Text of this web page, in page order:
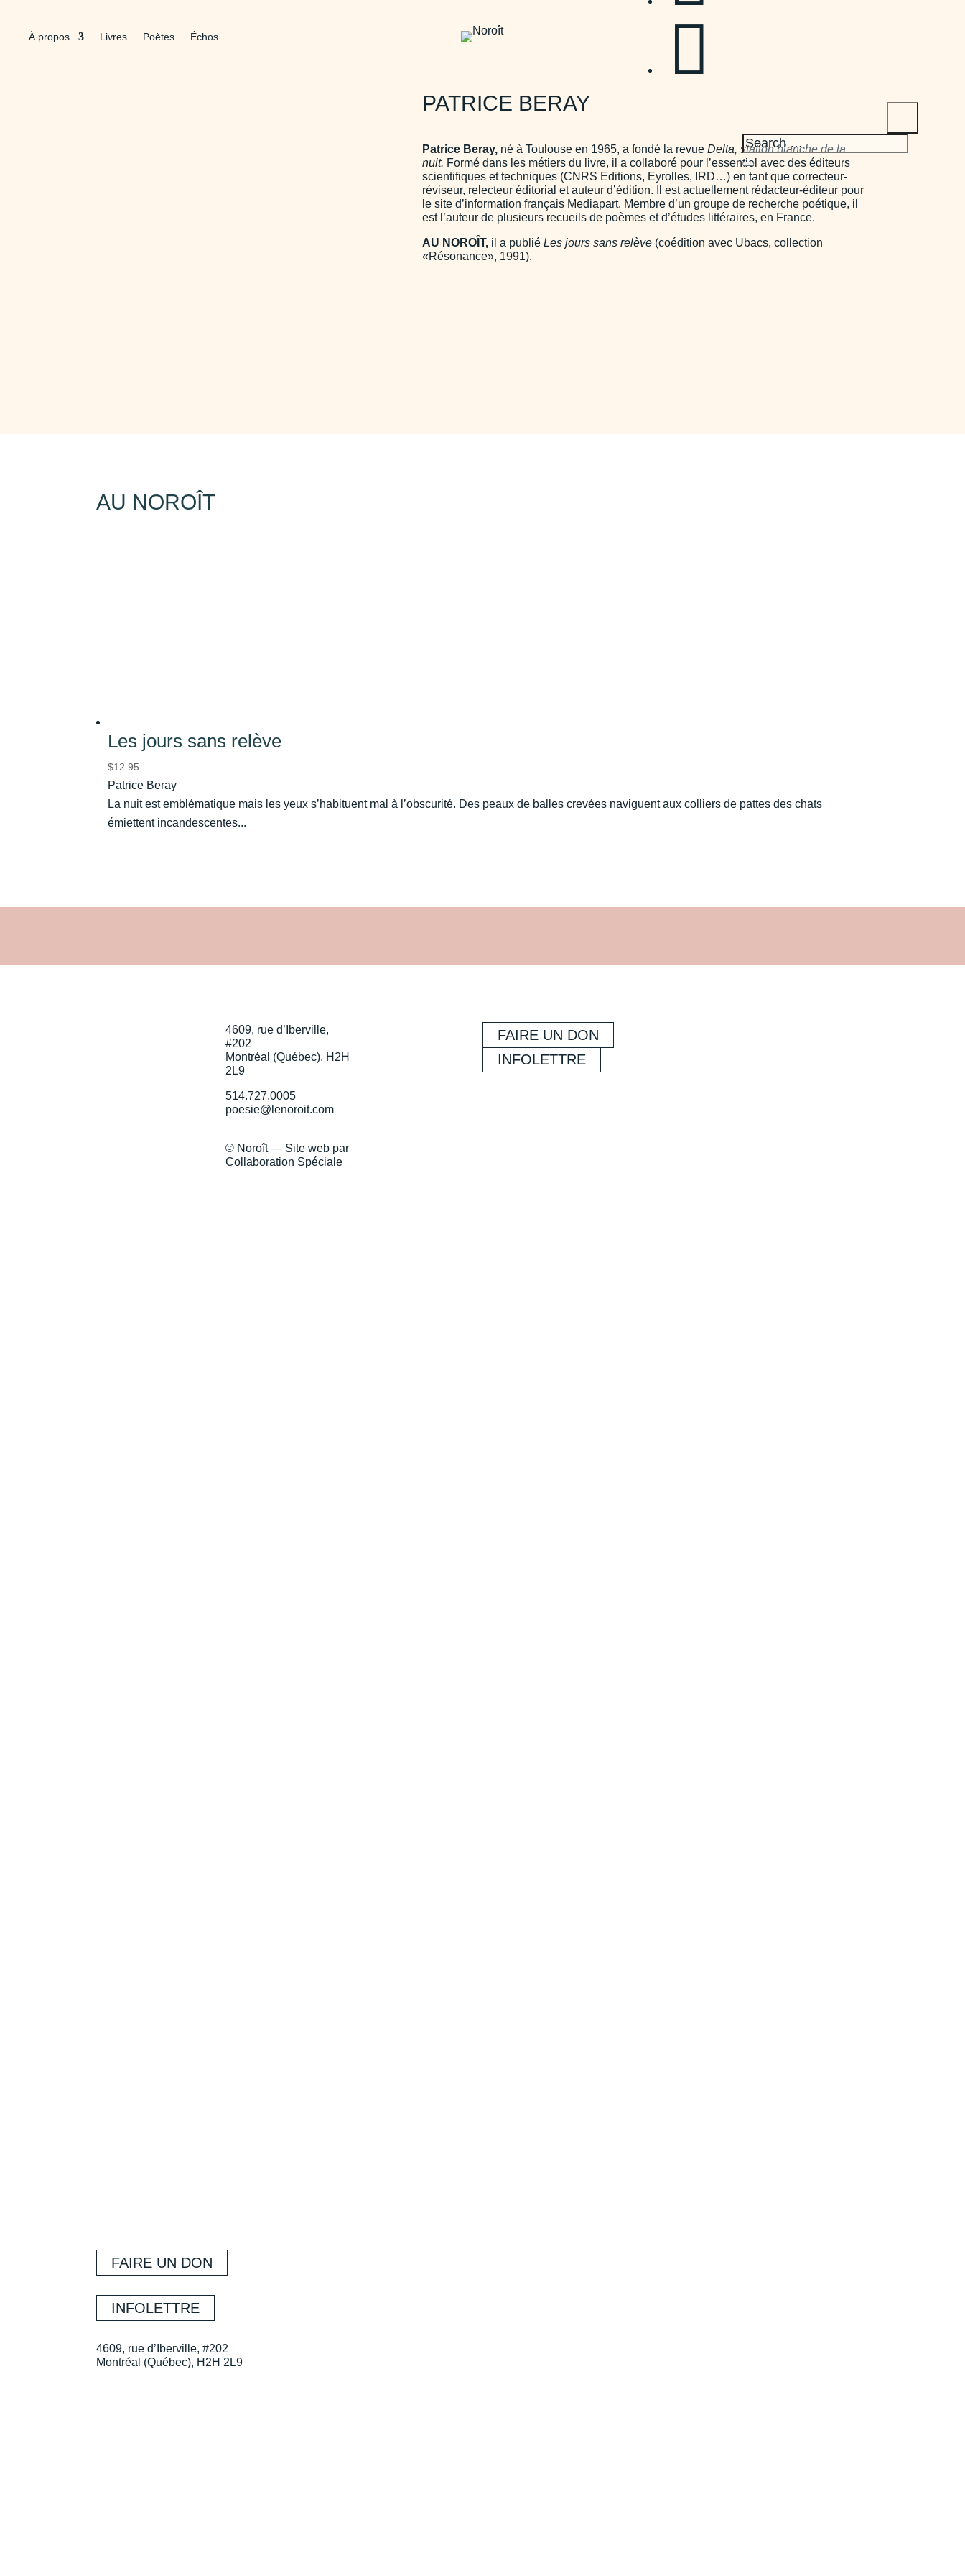
À propos Livres Poètes Échos

PATRICE BERAY
Patrice Beray, né à Toulouse en 1965, a fondé la revueDelta, station blanche de la
nuit. Formé dans les métiers du livre, il a collaboré pour l’essentiel avec des éditeurs
scientifiques et techniques (CNRS Editions, Eyrolles, IRD…) en tant que correcteur-
réviseur, relecteur éditorial et auteur d’édition. Il est actuellement rédacteur-éditeur pour
le site d’information français Mediapart. Membre d’un groupe de recherche poétique, il
est l’auteur de plusieurs recueils de poèmes et d’études littéraires, en France.
AU NOROÎT, il a publiéLes jours sans relève (coédition avec Ubacs, collection
«Résonance», 1991).
AU NOROÎT
Les jours sans relève
$12.95
Patrice Beray
La nuit est emblématique mais les yeux s’habituent mal à l’obscurité. Des peaux de balles crevées naviguent aux colliers de pattes des chats
émiettent incandescentes...
4609, rue d’Iberville,
#202
Montréal (Québec), H2H
2L9
514.727.0005
poesie@lenoroit.com
© Noroît — Site web par
Collaboration Spéciale
FAIRE UN DON
INFOLETTRE
FAIRE UN DON
INFOLETTRE
4609, rue d’Iberville, #202
Montréal (Québec), H2H 2L9